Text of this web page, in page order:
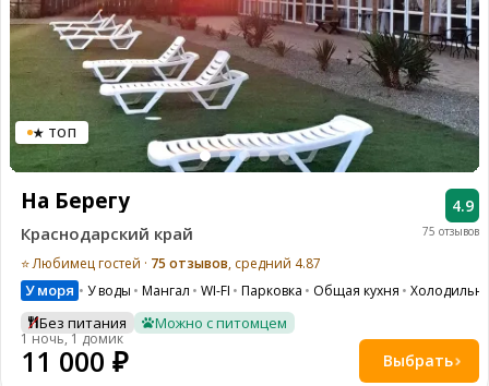
★ ТОП
75 отзывов
4.9
На Берегу
Краснодарский край
⭐ Любимец гостей · 75 отзывов, средний 4.87
У моря У воды Мангал WI-FI Парковка Общая кухня
Без питания Можно с питомцем
1 ночь, 1 домик
11 000 ₽ Выбрать